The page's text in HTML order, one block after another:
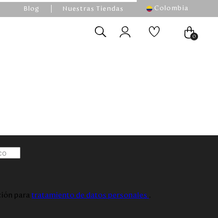
Blog Nuestras Tiendas Colombia
0
para tratamiento de datos personales .